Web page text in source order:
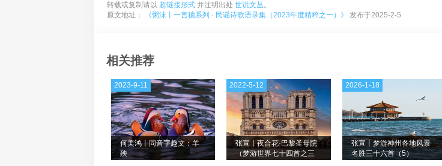
转载或复制请以 超链接形式 并注明出处 世说文丛。
原文地址：
《粥沫丨一言糖系列 · 民谣诗歌语录集（2023年度精粹之一）》 发布于2025-2-5
相关推荐
何美鸿丨同音字趣文：羊
殃
2023-9-11
张宣丨夜合花·巴黎圣母院
（梦游世界七十四首之三
2022-5-12
张宣丨梦游神州各地风景
名胜三十六首（5）
2026-1-18